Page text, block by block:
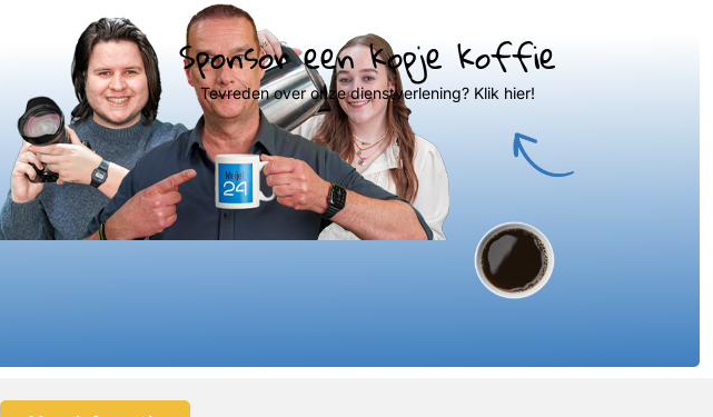
Sponsor een kopje koffie
Tevreden over onze dienstverlening? Klik hier!